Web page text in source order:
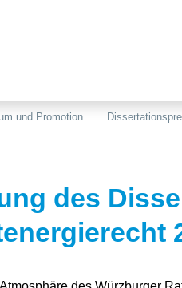
und Promotion
des